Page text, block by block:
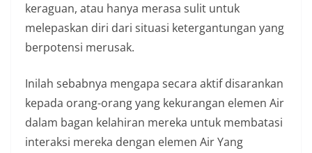
keraguan, atau hanya merasa sulit untuk
melepaskan diri dari situasi ketergantungan yang
berpotensi merusak.
Inilah sebabnya mengapa secara aktif disarankan
kepada orang-orang yang kekurangan elemen Air
dalam bagan kelahiran mereka untuk membatasi
interaksi mereka dengan elemen Air Yang